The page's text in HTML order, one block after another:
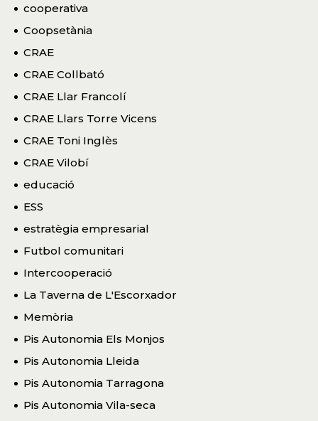
cooperativa
Coopsetània
CRAE
CRAE Collbató
CRAE Llar Francolí
CRAE Llars Torre Vicens
CRAE Toni Inglès
CRAE Vilobí
educació
ESS
estratègia empresarial
Futbol comunitari
Intercooperació
La Taverna de L'Escorxador
Memòria
Pis Autonomia Els Monjos
Pis Autonomia Lleida
Pis Autonomia Tarragona
Pis Autonomia Vila-seca